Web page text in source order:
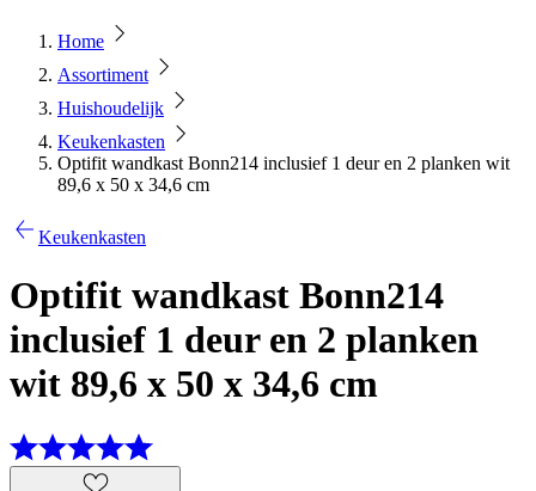
Home
Assortiment
Huishoudelijk
Keukenkasten
Optifit wandkast Bonn214 inclusief 1 deur en 2 planken wit
89,6 x 50 x 34,6 cm
Keukenkasten
Optifit wandkast Bonn214
inclusief 1 deur en 2 planken
wit 89,6 x 50 x 34,6 cm